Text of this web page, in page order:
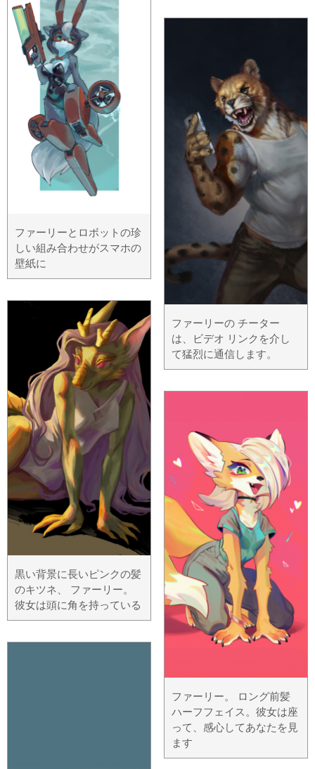
ファーリーとロボットの珍
しい組み合わせがスマホの
壁紙に
黒い背景に長いピンクの髪
のキツネ、 ファーリー。
彼女は頭に角を持っている
ファーリーの チーター
は、ビデオ リンクを介し
て猛烈に通信します。
ファーリー。 ロング前髪
ハーフフェイス。彼女は座
って、感心してあなたを見
ます